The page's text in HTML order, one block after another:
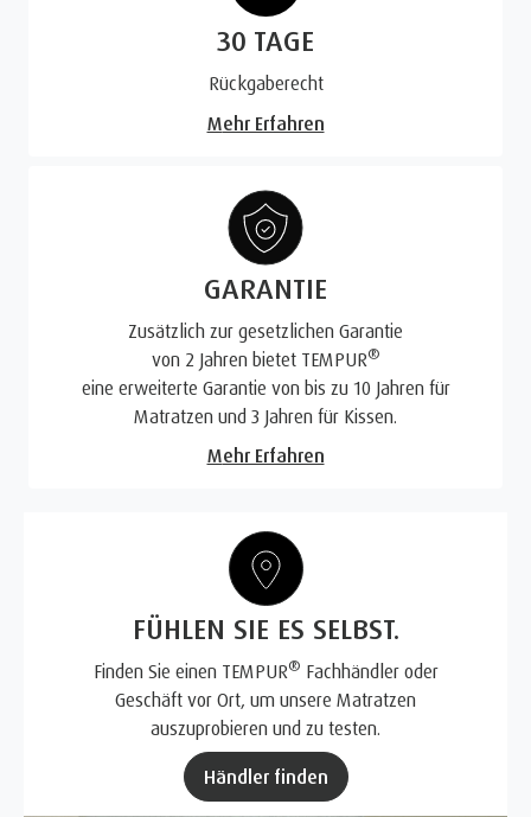
30 TAGE
Rückgaberecht
Mehr Erfahren
GARANTIE
Zusätzlich zur gesetzlichen Garantie
von 2 Jahren bietet TEMPUR®
eine erweiterte Garantie von bis zu 10 Jahren für
Matratzen und 3 Jahren für Kissen.
Mehr Erfahren
FÜHLEN SIE ES SELBST.
Finden Sie einen TEMPUR® Fachhändler oder
Geschäft vor Ort, um unsere Matratzen
auszuprobieren und zu testen.
Händler finden